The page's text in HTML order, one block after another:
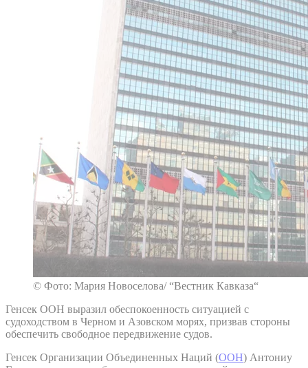
© Фото: Мария Новоселова/ “Вестник Кавказа“
Генсек ООН выразил обеспокоенность ситуацией с
судоходством в Черном и Азовском морях, призвав стороны
обеспечить свободное передвижение судов.
Генсек Организации Объединенных Наций (ООН) Антониу